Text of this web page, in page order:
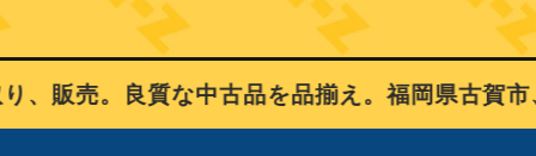
。良質な中古品を品揃え。福岡県古賀市